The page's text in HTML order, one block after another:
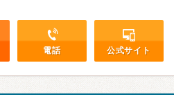
電話 公式サイト